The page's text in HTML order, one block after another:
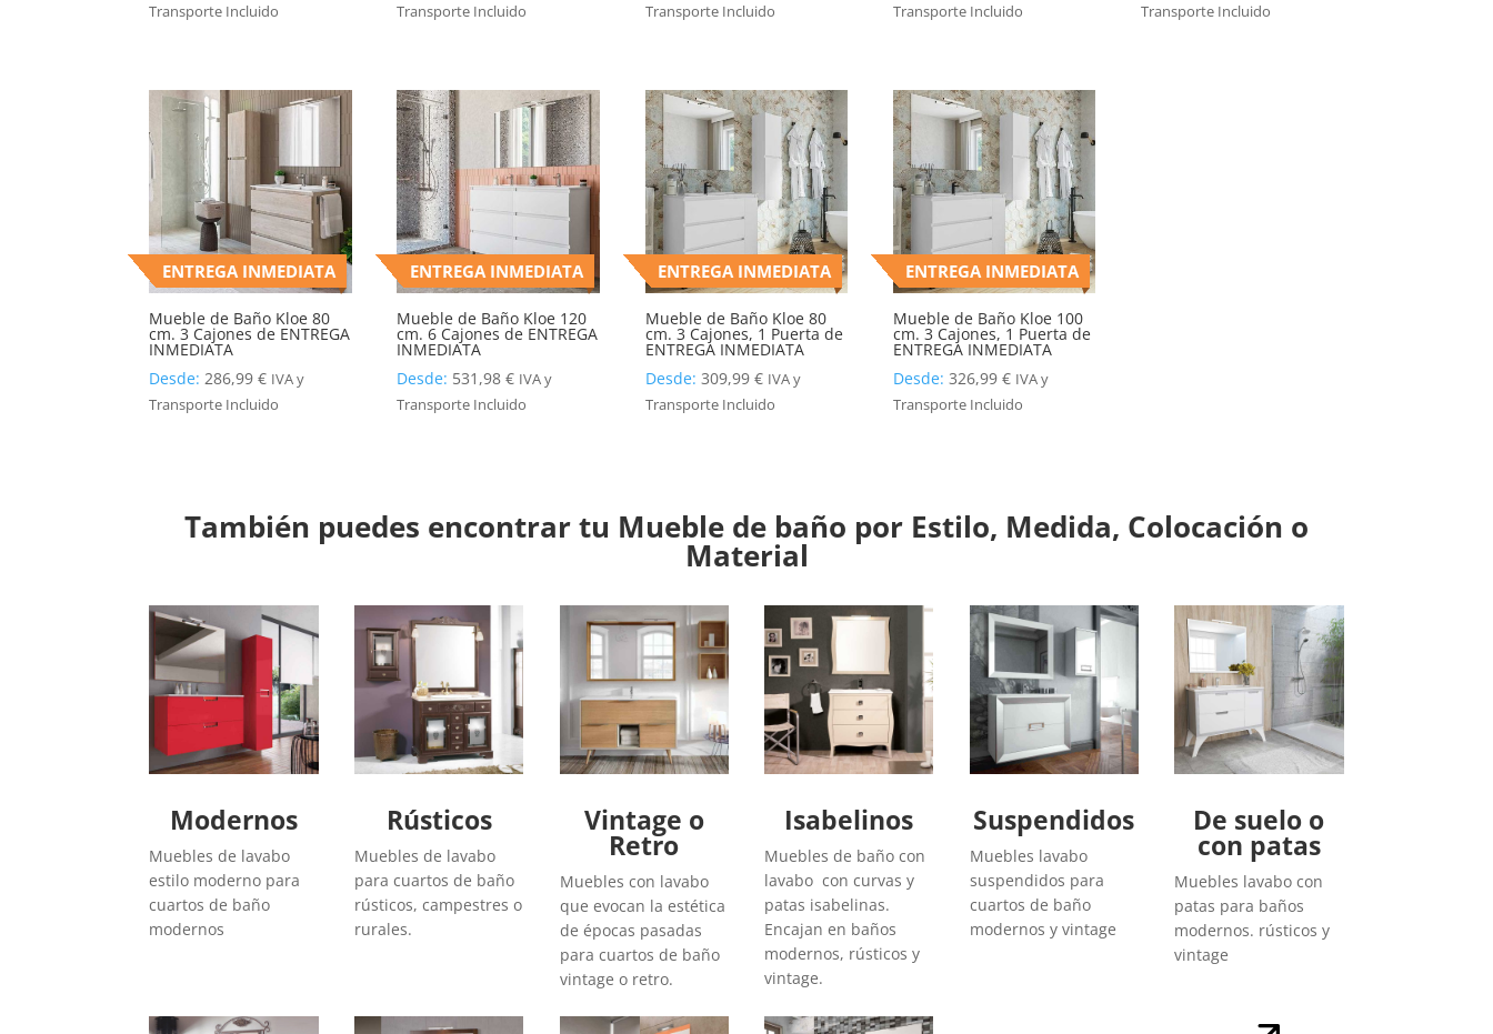
Transporte Incluido
Transporte Incluido
Transporte Incluido
Transporte Incluido
Transporte Incluido
ENTREGA INMEDIATA
Mueble de Baño Kloe 80
cm. 3 Cajones de ENTREGA
INMEDIATA
Desde: 286,99€ IVA y
Transporte Incluido
ENTREGA INMEDIATA
Mueble de Baño Kloe 120
cm. 6 Cajones de ENTREGA
INMEDIATA
Desde: 531,98€ IVA y
Transporte Incluido
ENTREGA INMEDIATA
Mueble de Baño Kloe 80
cm. 3 Cajones, 1 Puerta de
ENTREGA INMEDIATA
Desde: 309,99 € IVA y
Transporte Incluido
ENTREGA INMEDIATA
Mueble de Baño Kloe 100
cm. 3 Cajones, 1 Puerta de
ENTREGA INMEDIATA
Desde: 326,99 € IVA y
Transporte Incluido
También puedes encontrar tu Mueble de baño por Estilo, Medida, Colocación o
Material
Modernos
Muebles de lavabo
estilo moderno para
cuartos de baño
modernos
Rústicos
Muebles de lavabo
para cuartos de baño
rústicos, campestres o
rurales.
Vintage o
Retro
Muebles con lavabo
que evocan la estética
de épocas pasadas
para cuartos de baño
vintage o retro.
Isabelinos
Muebles de baño con
lavabo con curvas y
patas isabelinas.
Encajan en baños
modernos, rústicos y
vintage.
Suspendidos
Muebles lavabo
suspendidos para
cuartos de baño
modernos y vintage
De suelo o
con patas
Muebles lavabo con
patas para baños
modernos. rústicos y
vintage